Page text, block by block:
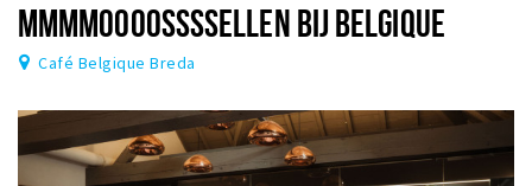
MMMMOOOOSSSSELLEN BIJ BELGIQUE
Café Belgique Breda